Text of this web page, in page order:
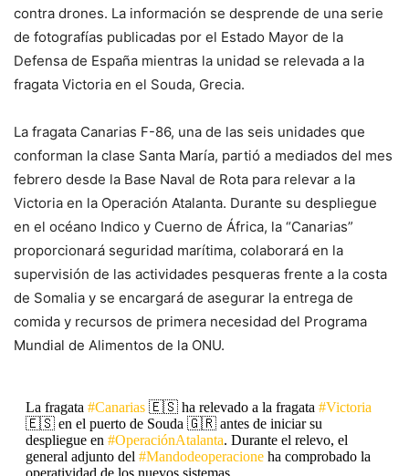
contra drones. La información se desprende de una serie
de fotografías publicadas por el Estado Mayor de la
Defensa de España mientras la unidad se relevada a la
fragata Victoria en el Souda, Grecia.
La fragata Canarias F-86, una de las seis unidades que
conforman la clase Santa María, partió a mediados del mes
febrero desde la Base Naval de Rota para relevar a la
Victoria en la Operación Atalanta. Durante su despliegue
en el océano Indico y Cuerno de África, la “Canarias”
proporcionará seguridad marítima, colaborará en la
supervisión de las actividades pesqueras frente a la costa
de Somalia y se encargará de asegurar la entrega de
comida y recursos de primera necesidad del Programa
Mundial de Alimentos de la ONU.
La fragata #Canarias🇪🇸 ha relevado a la fragata #Victoria
🇪🇸 en el puerto de Souda 🇬🇷 antes de iniciar su
despliegue en #OperaciónAtalanta. Durante el relevo, el
general adjunto del #Mandodeoperacioneha comprobado la
operatividad de los nuevos sistemas